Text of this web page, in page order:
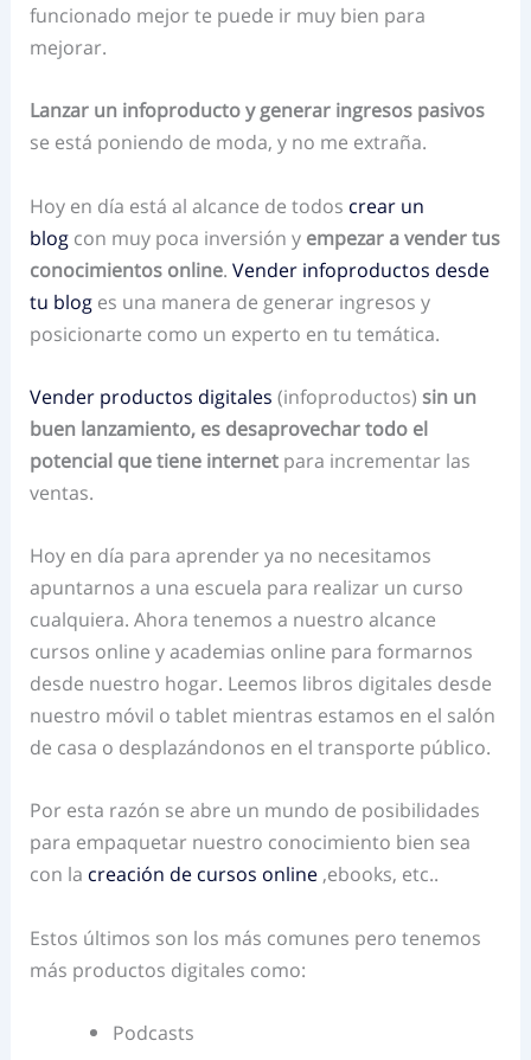
funcionado mejor te puede ir muy bien para
mejorar.
Lanzar un infoproducto y generar ingresos pasivos
se está poniendo de moda, y no me extraña.
Hoy en día está al alcance de todos crear un
blog con muy poca inversión y empezar a vender tus
conocimientos online.Vender infoproductos desde
tu blog es una manera de generar ingresos y
posicionarte como un experto en tu temática.
Vender productos digitales (infoproductos) sin un
buen lanzamiento, es desaprovechar todo el
potencial que tiene internet para incrementar las
ventas.
Hoy en día para aprender ya no necesitamos
apuntarnos a una escuela para realizar un curso
cualquiera. Ahora tenemos a nuestro alcance
cursos online y academias online para formarnos
desde nuestro hogar. Leemos libros digitales desde
nuestro móvil o tablet mientras estamos en el salón
de casa o desplazándonos en el transporte público.
Por esta razón se abre un mundo de posibilidades
para empaquetar nuestro conocimiento bien sea
con la creación de cursos online ,ebooks, etc..
Estos últimos son los más comunes pero tenemos
más productos digitales como:
Podcasts